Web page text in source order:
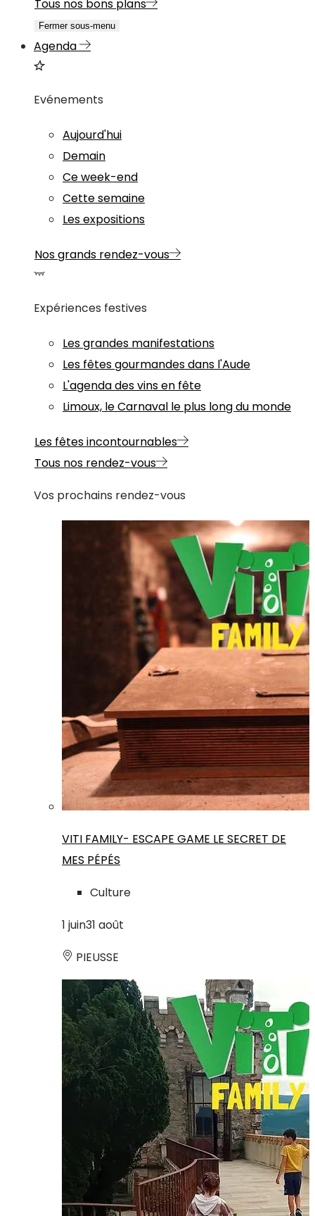
Tous nos bons plans
Fermer sous-menu
Agenda
Evénements
Aujourd'hui
Demain
Ce week-end
Cette semaine
Les expositions
Nos grands rendez-vous
Expériences festives
Les grandes manifestations
Les fêtes gourmandes dans l'Aude
L'agenda des vins en fête
Limoux, le Carnaval le plus long du monde
Les fêtes incontournables
Tous nos rendez-vous
Vos prochains rendez-vous
VITI FAMILY- ESCAPE GAME LE SECRET DE
MES PÉPÉS
Culture
1 juin31 août
PIEUSSE